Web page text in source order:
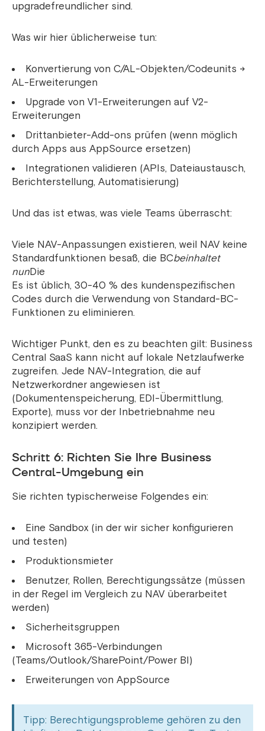
upgradefreundlicher sind.
Was wir hier üblicherweise tun:
Konvertierung von C/AL-Objekten/Codeunits →
AL-Erweiterungen
Upgrade von V1-Erweiterungen auf V2-
Erweiterungen
Drittanbieter-Add-ons prüfen (wenn möglich
durch Apps aus AppSource ersetzen)
Integrationen validieren (APIs, Dateiaustausch,
Berichterstellung, Automatisierung)
Und das ist etwas, was viele Teams überrascht:
Viele NAV-Anpassungen existieren, weil NAV keine
Standardfunktionen besaß, die BCbeinhaltet
nunDie
Es ist üblich, 30-40 % des kundenspezifischen
Codes durch die Verwendung von Standard-BC-
Funktionen zu eliminieren.
Wichtiger Punkt, den es zu beachten gilt: Business
Central SaaS kann nicht auf lokale Netzlaufwerke
zugreifen. Jede NAV-Integration, die auf
Netzwerkordner angewiesen ist
(Dokumentenspeicherung, EDI-Übermittlung,
Exporte), muss vor der Inbetriebnahme neu
konzipiert werden.
Schritt 6: Richten Sie Ihre Business
Central-Umgebung ein
Sie richten typischerweise Folgendes ein:
Eine Sandbox (in der wir sicher konfigurieren
und testen)
Produktionsmieter
Benutzer, Rollen, Berechtigungssätze (müssen
in der Regel im Vergleich zu NAV überarbeitet
werden)
Sicherheitsgruppen
Microsoft 365-Verbindungen
(Teams/Outlook/SharePoint/Power BI)
Erweiterungen von AppSource
Tipp: Berechtigungsprobleme gehören zu den